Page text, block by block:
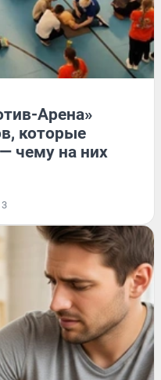
Арена»
которые
чему на них
3